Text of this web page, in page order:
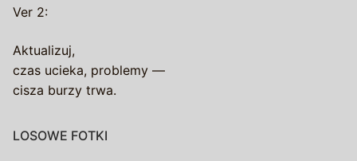
Ver 2:
Aktualizuj,
czas ucieka, problemy —
cisza burzy trwa.
LOSOWE FOTKI